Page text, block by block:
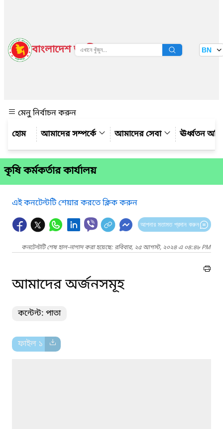
বাংলাদেশ জাতীয় তথ্য বাতায়ন BN
মেনু নির্বাচন করুন
আমাদের সম্পর্কে
আমাদের সেবা ঊর্ধ্বতন
কৃষি কর্মকর্তার কার্যালয়
এই কনটেন্টটি শেয়ার করতে ক্লিক করুন
আপনার মতামত প্রদান করুন
কনটেন্টটি শেষ হাল-নাগাদ করা হয়েছে: রবিবার, ২৫ আগস্ট, ২০২৪ এ ০৪:৪৮ PM
আমাদের অর্জনসমূহ
কন্টেন্ট: পাতা
ফাইল ১